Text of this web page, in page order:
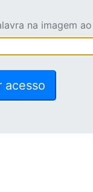
na imagem